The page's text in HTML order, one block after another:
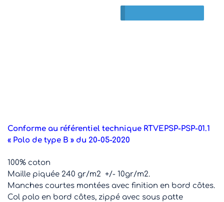
Conforme au référentiel technique RTVEPSP-PSP-01.1
« Polo de type B » du 20-05-2020
100% coton
Maille piquée 240 gr/m2 +/- 10gr/m2.
Manches courtes montées avec finition en bord côtes.
Col polo en bord côtes, zippé avec sous patte